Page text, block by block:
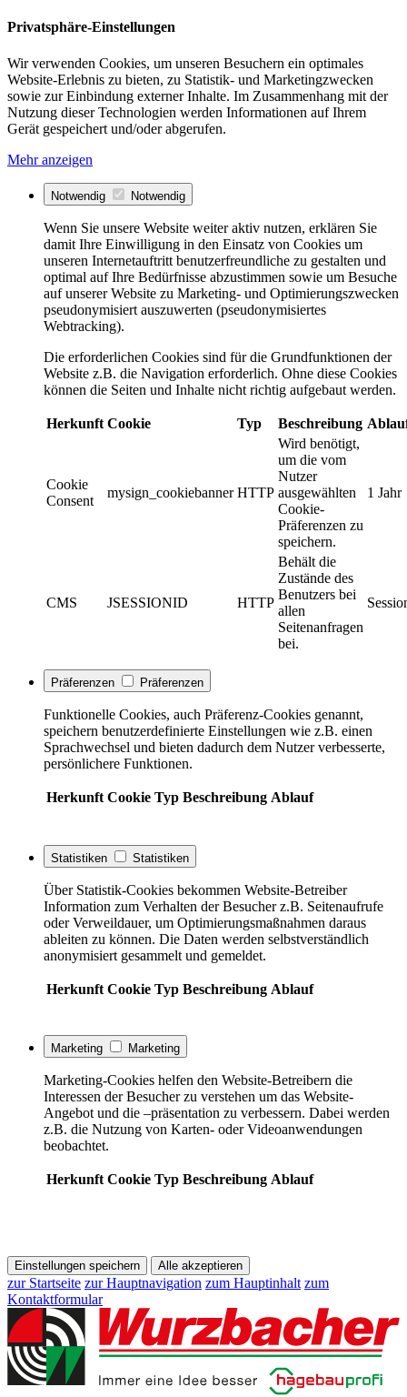
Privatsphäre-Einstellungen
Wir verwenden Cookies, um unseren Besuchern ein optimales
Website-Erlebnis zu bieten, zu Statistik- und Marketingzwecken
sowie zur Einbindung externer Inhalte. Im Zusammenhang mit der
Nutzung dieser Technologien werden Informationen auf Ihrem
Gerät gespeichert und/oder abgerufen.
Mehr anzeigen
Notwendig Notwendig
Wenn Sie unsere Website weiter aktiv nutzen, erklären Sie
damit Ihre Einwilligung in den Einsatz von Cookies um
unseren Internetauftritt benutzerfreundliche zu gestalten und
optimal auf Ihre Bedürfnisse abzustimmen sowie um Besuche
auf unserer Website zu Marketing- und Optimierungszwecken
pseudonymisiert auszuwerten (pseudonymisiertes
Webtracking).
Die erforderlichen Cookies sind für die Grundfunktionen der
Website z.B. die Navigation erforderlich. Ohne diese Cookies
können die Seiten und Inhalte nicht richtig aufgebaut werden.
Herkunft Cookie Typ Beschreibung
Cookie
Consent
mysign_cookiebanner HTTP
Wird benötigt,
um die vom
Nutzer
ausgewählten
Cookie-
Präferenzen zu
speichern.
1 Jahr
CMS JSESSIONID HTTP
Behält die
Zustände des
Benutzers bei
allen
Seitenanfragen
bei.
Präferenzen Präferenzen
Funktionelle Cookies, auch Präferenz-Cookies genannt,
speichern benutzerdefinierte Einstellungen wie z.B. einen
Sprachwechsel und bieten dadurch dem Nutzer verbesserte,
persönlichere Funktionen.
Herkunft Cookie Typ Beschreibung Ablauf
Statistiken Statistiken
Über Statistik-Cookies bekommen Website-Betreiber
Information zum Verhalten der Besucher z.B. Seitenaufrufe
oder Verweildauer, um Optimierungsmaßnahmen daraus
ableiten zu können. Die Daten werden selbstverständlich
anonymisiert gesammelt und gemeldet.
Herkunft Cookie Typ Beschreibung Ablauf
Marketing Marketing
Marketing-Cookies helfen den Website-Betreibern die
Interessen der Besucher zu verstehen um das Website-
Angebot und die –präsentation zu verbessern. Dabei werden
z.B. die Nutzung von Karten- oder Videoanwendungen
beobachtet.
Herkunft Cookie Typ Beschreibung Ablauf
Einstellungen speichern Alle akzeptieren
zur Startseite zur Hauptnavigation zum Hauptinhalt zum
Kontaktformular